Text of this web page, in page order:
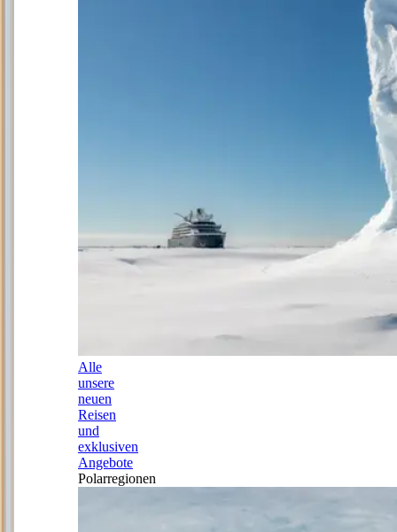
Alle
unsere
neuen
Reisen
und
exklusiven
Angebote
Polarregionen